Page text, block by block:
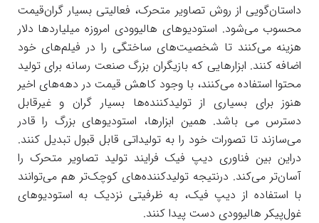
داستان‌گویی از روش تصاویر متحرک، فعالیتی بسیار گران‌قیمت
محسوب می‌شود. استودیوهای هالیوودی امروزه میلیاردها دلار
هزینه می‌کنند تا شخصیت‌های ساختگی را در فیلم‌های خود
اضافه کنند. ابزارهایی که بازیگران بزرگ صنعت رسانه برای تولید
محتوا استفاده می‌کنند، با وجود کاهش قیمت در دهه‌های اخیر
هنوز برای بسیاری از تولیدکننده‌ها بسیار گران و غیرقابل
دسترس می باشد. همین ابزارها، استودیوهای بزرگ را قادر
می‌سازند تا تصورات خود را به تولیداتی قابل قبول تبدیل کنند.
دراین‌ بین فناوری دیپ فیک فرایند تولید تصاویر متحرک را
آسان‌تر می‌کند. درنتیجه تولید‌کننده‌های کوچک‌تر هم می‌توانند
با استفاده از دیپ فیک، به ظرفیتی نزدیک به استودیوهای
غول‌پیکر هالیوودی دست پیدا کنند.